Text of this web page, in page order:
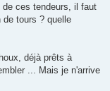
ces tendeurs, il faut
de tours ? quelle
déjà prêts à
... Mais je n'arrive